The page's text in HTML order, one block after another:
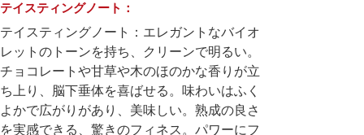
テイスティングノート：
テイスティングノート：エレガントなバイオ
レットのトーンを持ち、クリーンで明るい。
チョコレートや甘草や木のほのかな香りが立
ち上り、脳下垂体を喜ばせる。味わいはふく
よかで広がりがあり、美味しい。熟成の良さ
を実感できる、驚きのフィネス。パワーにフ